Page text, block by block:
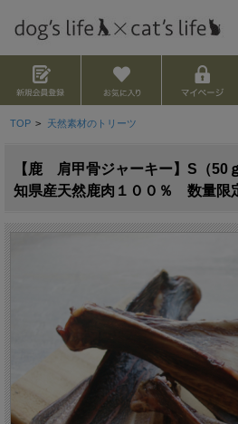
TOP > 天然素材のトリーツ
【鹿 肩甲骨ジャーキー】S（
知県産天然鹿肉１００％ 数量限